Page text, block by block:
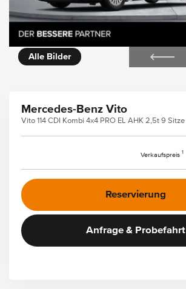
Alle Bilder
Mercedes-Benz Vito
Vito 114 CDI Kombi 4x4 PRO EL AHK 2,5t 9 Sitze
Verkaufspreis 1
Reservierung
Anfrage & Probefahrt